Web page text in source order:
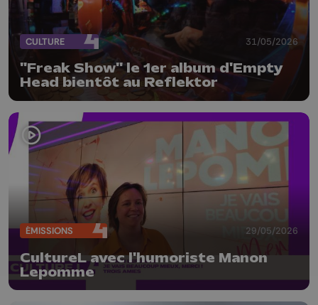
CULTURE 31/05/2026
"Freak Show" le 1er album d'Empty
Head bientôt au Reflektor
ÉMISSIONS 29/05/2026
CultureL avec l'humoriste Manon
Lepomme